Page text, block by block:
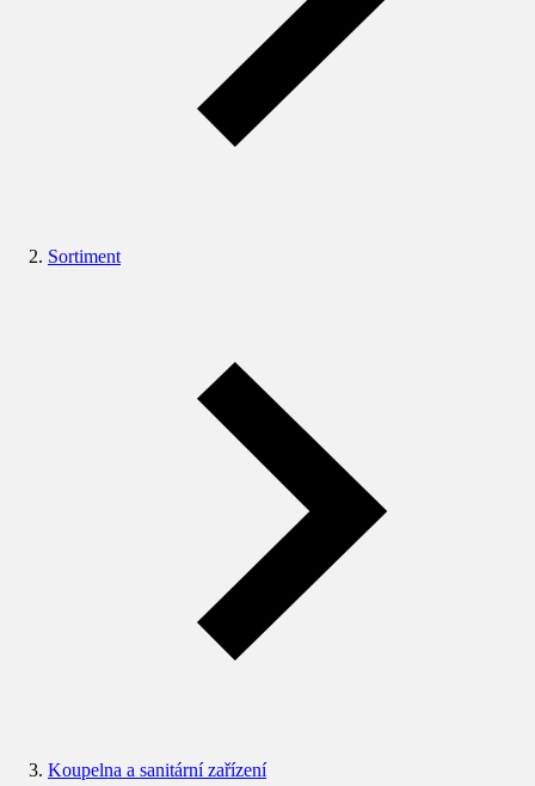
Sortiment
Koupelna a sanitární zařízení